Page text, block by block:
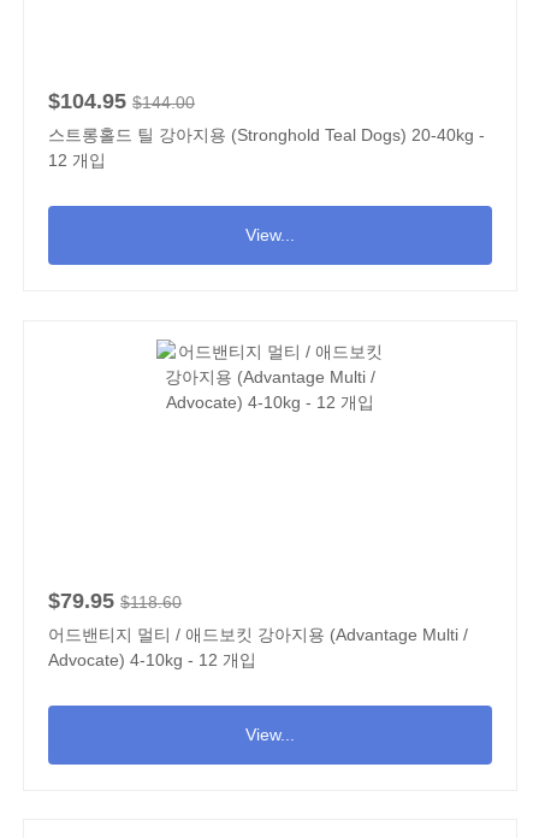
$104.95 $144.00
스트롱홀드 틸 강아지용 (Stronghold Teal Dogs) 20-40kg -
12 개입
View...
$79.95 $118.60
어드밴티지 멀티 / 애드보킷 강아지용 (Advantage Multi /
Advocate) 4-10kg - 12 개입
View...